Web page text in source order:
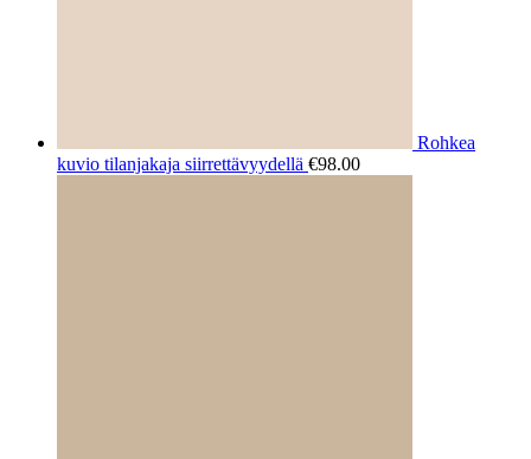
Rohkea
kuvio tilanjakaja siirrettävyydellä €98.00